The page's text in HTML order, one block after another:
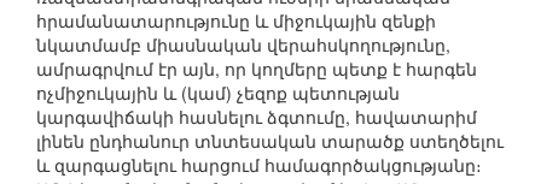
հրամանատարությունը և միջուկային զենքի
նկատմամբ միասնական վերահսկողությունը,
ամրագրվում էր այն, որ կողմերը պետք է հարգեն
ոչմիջուկային և (կամ) չեզոք պետության
կարգավիճակի հասնելու ձգտումը, հավատարիմ
լինեն ընդհանուր տնտեսական տարածք ստեղծելու
և զարգացնելու հարցում համագործակցությանը։